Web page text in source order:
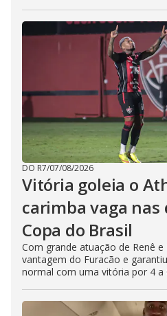
DO R7/07/08/2026
Vitória goleia o
carimba vaga nas
Copa do Brasil
Com grande atuação de Renê
vantagem do Furacão e
normal com uma vitória por 4 a